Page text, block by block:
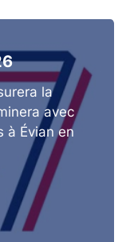
la
avec
à Évian en